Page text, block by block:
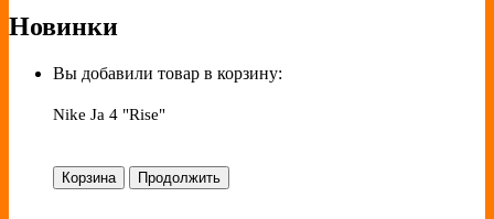
Новинки
Вы добавили товар в корзину:
Nike Ja 4 "Rise"
Корзина Продолжить